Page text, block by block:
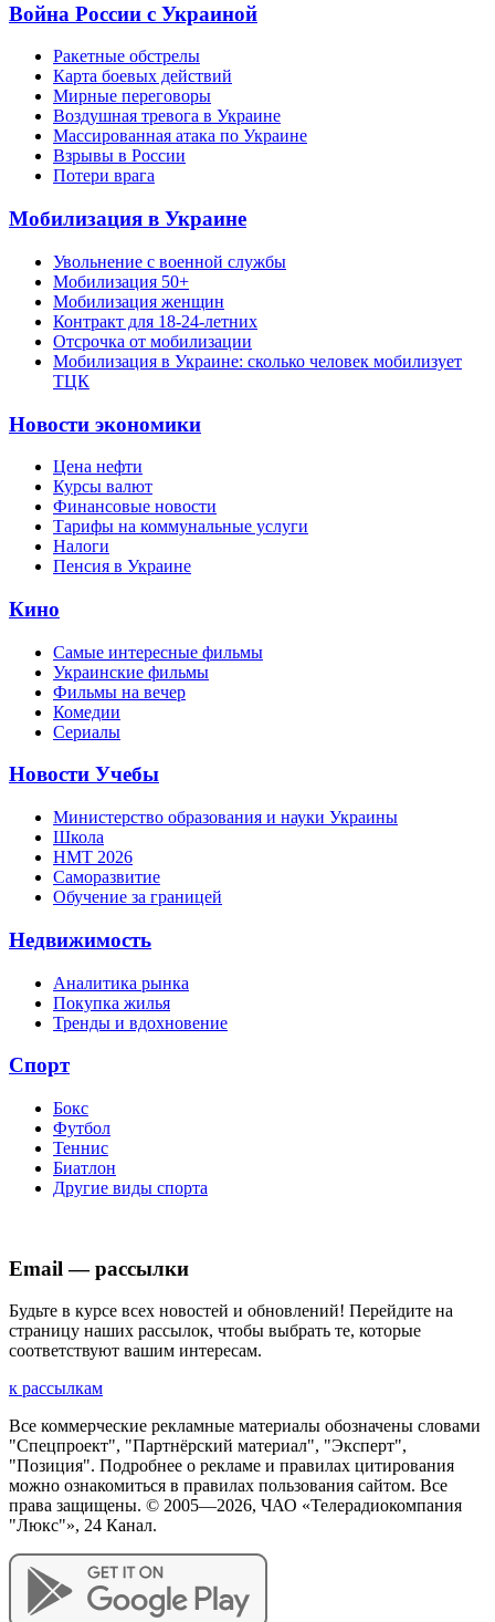
Война России с Украиной
Ракетные обстрелы
Карта боевых действий
Мирные переговоры
Воздушная тревога в Украине
Массированная атака по Украине
Взрывы в России
Потери врага
Мобилизация в Украине
Увольнение с военной службы
Мобилизация 50+
Мобилизация женщин
Контракт для 18-24-летних
Отсрочка от мобилизации
Мобилизация в Украине: сколько человек мобилизует
ТЦК
Новости экономики
Цена нефти
Курсы валют
Финансовые новости
Тарифы на коммунальные услуги
Налоги
Пенсия в Украине
Кино
Самые интересные фильмы
Украинские фильмы
Фильмы на вечер
Комедии
Сериалы
Новости Учебы
Министерство образования и науки Украины
Школа
НМТ 2026
Саморазвитие
Обучение за границей
Недвижимость
Аналитика рынка
Покупка жилья
Тренды и вдохновение
Спорт
Бокс
Футбол
Теннис
Биатлон
Другие виды спорта
Email — рассылки
Будьте в курсе всех новостей и обновлений! Перейдите на
страницу наших рассылок, чтобы выбрать те, которые
соответствуют вашим интересам.
к рассылкам
Все коммерческие рекламные материалы обозначены словами
"Спецпроект", "Партнёрский материал", "Эксперт",
"Позиция". Подробнее о рекламе и правилах цитирования
можно ознакомиться в правилах пользования сайтом. Все
права защищены. © 2005—2026, ЧАО «Телерадиокомпания
"Люкс"», 24 Канал.